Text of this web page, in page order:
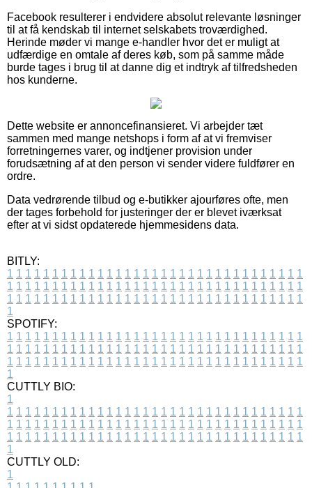
Facebook resulterer i endvidere absolut relevante løsninger
til at få kendskab til internet selskabets troværdighed.
Herinde møder vi mange e-handler hvor det er muligt at
udfærdige en omtale af deres køb, som på samme måde
burde tages i brug til at danne dig et indtryk af tilfredsheden
hos kunderne.
Dette website er annoncefinansieret. Vi arbejder tæt
sammen med mange netshops i form af at vi fremviser
forretningernes varer, og indtjener provision under
forudsætning af at den person vi sender videre fuldfører en
ordre.
Data vedrørende tilbud og e-butikker ajourføres ofte, men
der tages forbehold for justeringer der er blevet iværksat
efter at vi sidst opdaterede hjemmesidens data.
BITLY:
1 1 1 1 1 1 1 1 1 1 1 1 1 1 1 1 1 1 1 1 1 1 1 1 1 1 1 1 1 1 1 1 1
1 1 1 1 1 1 1 1 1 1 1 1 1 1 1 1 1 1 1 1 1 1 1 1 1 1 1 1 1 1 1 1 1
1 1 1 1 1 1 1 1 1 1 1 1 1 1 1 1 1 1 1 1 1 1 1 1 1 1 1 1 1 1 1 1 1
1
SPOTIFY:
1 1 1 1 1 1 1 1 1 1 1 1 1 1 1 1 1 1 1 1 1 1 1 1 1 1 1 1 1 1 1 1 1
1 1 1 1 1 1 1 1 1 1 1 1 1 1 1 1 1 1 1 1 1 1 1 1 1 1 1 1 1 1 1 1 1
1 1 1 1 1 1 1 1 1 1 1 1 1 1 1 1 1 1 1 1 1 1 1 1 1 1 1 1 1 1 1 1 1
1
CUTTLY BIO:
1
1 1 1 1 1 1 1 1 1 1 1 1 1 1 1 1 1 1 1 1 1 1 1 1 1 1 1 1 1 1 1 1 1
1 1 1 1 1 1 1 1 1 1 1 1 1 1 1 1 1 1 1 1 1 1 1 1 1 1 1 1 1 1 1 1 1
1 1 1 1 1 1 1 1 1 1 1 1 1 1 1 1 1 1 1 1 1 1 1 1 1 1 1 1 1 1 1 1 1
1
CUTTLY OLD:
1